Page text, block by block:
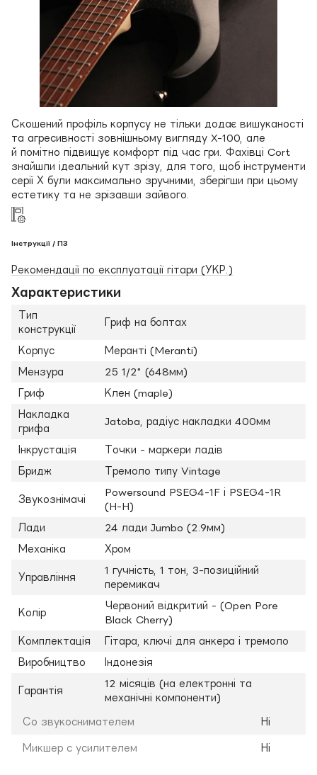
Скошений профіль корпусу не тільки додає вишуканості
та агресивності зовнішньому вигляду X-100, але
й помітно підвищує комфорт під час гри. Фахівці Cort
знайшли ідеальний кут зрізу, для того, щоб інструменти
серії Х були максимально зручними, зберігши при цьому
естетику та не зрізавши зайвого.
Інструкції / ПЗ
Рекомендації по експлуатації гітари (УКР.)
Характеристики
Тип
конструкції
Гриф на болтах
Корпус
Меранті (Meranti)
Мензура
25 1/2" (648мм)
Гриф
Клен (maple)
Накладка
грифа
Jatoba, радіус накладки 400мм
Інкрустація
Точки - маркери ладів
Бридж
Тремоло типу Vintage
Звукознімачі
Powersound PSEG4-1F і PSEG4-1R
(H-H)
Лади
24 лади Jumbo (2.9мм)
Механіка
Хром
Управління
1 гучність, 1 тон, 3-позиційний
перемикач
Колір
Червоний відкритий - (Open Pore
Black Cherry)
Комплектація
Гітара, ключі для анкера і тремоло
Виробництво
Індонезія
Гарантія
12 місяців (на електронні та
механічні компоненти)
Со звукоснимателем Ні
Микшер с усилителем Ні